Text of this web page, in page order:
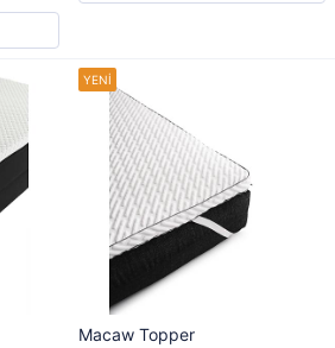
Macaw Topper